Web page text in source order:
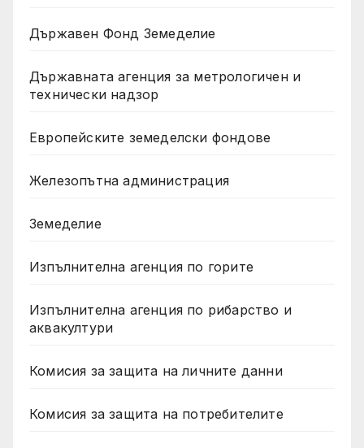
Държавен Фонд Земеделие
Държавната агенция за метрологичен и
технически надзор
Европейските земеделски фондове
Железопътна администрация
Земеделие
Изпълнителна агенция по горите
Изпълнителна агенция по рибарство и
аквакултури
Комисия за защита на личните данни
Комисия за защита на потребителите